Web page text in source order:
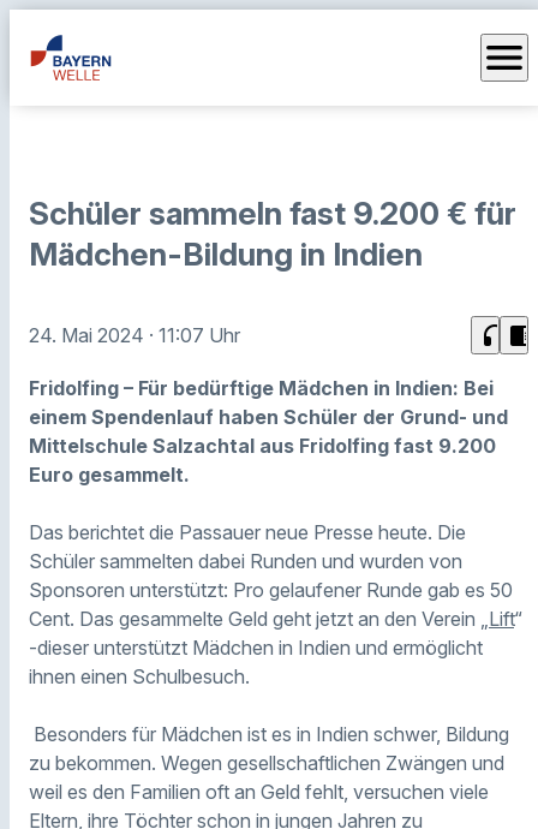
menu
Schüler sammeln fast 9.200 € für
Mädchen-Bildung in Indien
24. Mai 2024 · 11:07 Uhr headphones chrome_reader_mode
Fridolfing – Für bedürftige Mädchen in Indien: Bei
einem Spendenlauf haben Schüler der Grund- und
Mittelschule Salzachtal aus Fridolfing fast 9.200
Euro gesammelt.
Das berichtet die Passauer neue Presse heute. Die
Schüler sammelten dabei Runden und wurden von
Sponsoren unterstützt: Pro gelaufener Runde gab es 50
Cent. Das gesammelte Geld geht jetzt an den Verein „ Lift“
-dieser unterstützt Mädchen in Indien und ermöglicht
ihnen einen Schulbesuch.
Besonders für Mädchen ist es in Indien schwer, Bildung
zu bekommen. Wegen gesellschaftlichen Zwängen und
weil es den Familien oft an Geld fehlt, versuchen viele
Eltern, ihre Töchter schon in jungen Jahren zu